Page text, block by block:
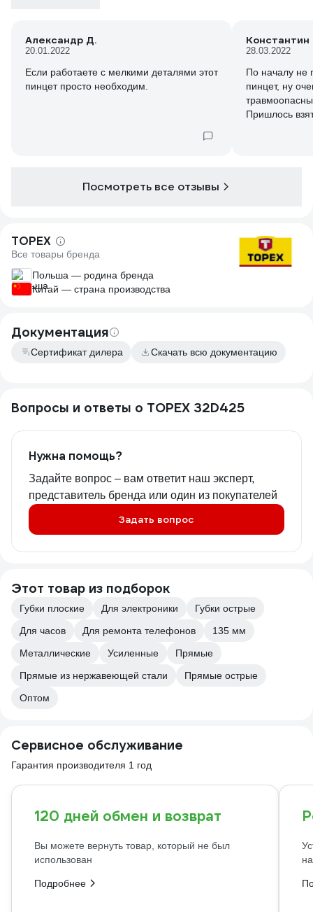
Александр Д.
20.01.2022
Если работаете с мелкими деталями этот
пинцет просто необходим.
Константин
28.03.2022
По началу не
пинцет, ну
Пришлось
Посмотреть все отзывы
TOPEX
Все товары бренда
Польша — родина бренда
Китай — страна производства
Документация
Сертификат дилера Скачать всю документацию
Вопросы и ответы о TOPEX 32D425
Нужна помощь?
Задайте вопрос – вам ответит наш эксперт,
представитель бренда или один из покупателей
Задать вопрос
Этот товар из подборок
Губки плоские Для электроники
Губки острые
Для часов
Для ремонта телефонов
135 мм
Металлические
Усиленные
Прямые
Прямые из нержавеющей стали
Прямые острые
Оптом
Сервисное обслуживание
Гарантия производителя 1 год
120 дней обмен и возврат
Вы можете вернуть товар, который не был
использован
Подробнее